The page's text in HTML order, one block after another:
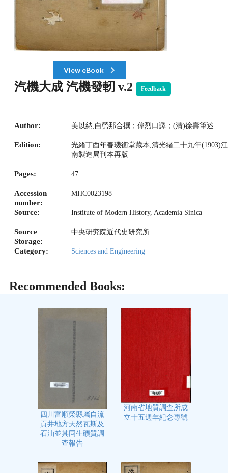
View eBook
汽機大成 汽機發軔 v.2 Feedback
Author: 美以納,白勞那合撰；偉烈口譯；(清)徐壽筆述
Edition:
光緒丁酉年春璣衡堂藏本,清光緒二十九年(1903)江
南製造局刊本再版
Pages: 47
Accession
number:
MHC0023198
Source: Institute of Modern History, Academia Sinica
Source
Storage:
中央研究院近代史研究所
Category: Sciences and Engineering
Recommended Books:
四川富順榮縣屬自流
貢井地方天然瓦斯及
石油並其同生礦質調
查報告
河南省地質調查所成
立十五週年紀念專號